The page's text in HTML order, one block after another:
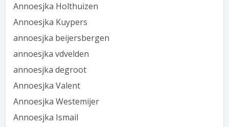
Annoesjka Holthuizen
Annoesjka Kuypers
annoesjka beijersbergen
annoesjka vdvelden
annoesjka degroot
Annoesjka Valent
Annoesjka Westemijer
Annoesjka Ismail